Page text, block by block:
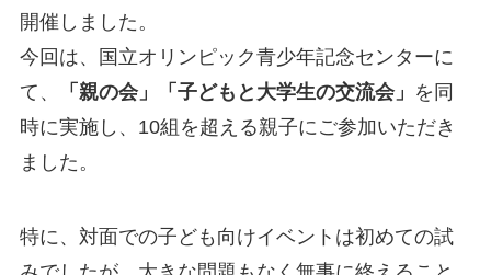
開催しました。
今回は、国立オリンピック青少年記念センターに
て、
「親の会」「子どもと大学生の交流会」 を同
時に実施し、10組を超える親子にご参加いただき
ました。
特に、対面での子ども向けイベントは初めての試